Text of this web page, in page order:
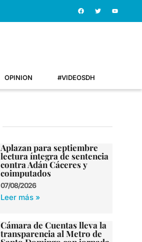
OPINION #VIDEOSDH
Aplazan para septiembre
lectura íntegra de sentencia
contra Adán Cáceres y
coimputados
07/08/2026
Leer más »
Cámara de Cuentas lleva la
transparencia al Metro de